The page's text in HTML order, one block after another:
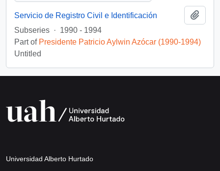
Servicio de Registro Civil e Identificación
Subseries · 1990 - 1994
Part of Presidente Patricio Aylwin Azócar (1990-1994)
Untitled
Universidad Alberto Hurtado